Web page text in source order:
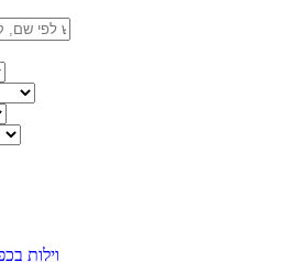
וילות בכפר